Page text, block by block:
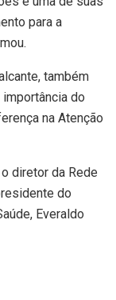
para a
também
do
na Atenção
diretor da Rede
do
Everaldo